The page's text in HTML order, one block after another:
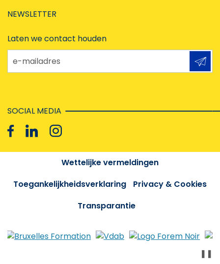
NEWSLETTER
Laten we contact houden
e-mailadres
SOCIAL MEDIA
Wettelijke vermeldingen
Toegankelijkheidsverklaring
Privacy & Cookies
Transparantie
❚❚